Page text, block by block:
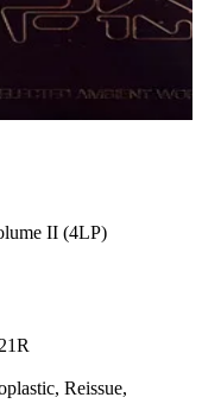
II (4LP)
Reissue,